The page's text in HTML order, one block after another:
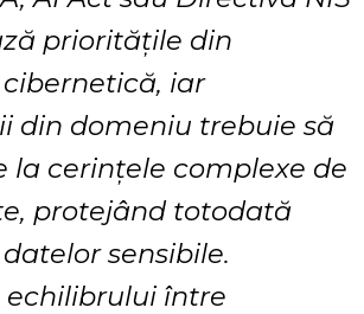
prioritățile din
iar
din domeniu trebuie să
la cerințele complexe de
protejând totodată
sensibile.
între